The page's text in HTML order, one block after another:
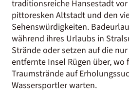
traditionsreiche Hansestadt
pittoresken Altstadt und den
Sehenswürdigkeiten.
während ihres Urlaubs in
Strände oder setzen auf die
entfernte Insel Rügen über, wo
Traumstrände auf
Wassersportler warten.